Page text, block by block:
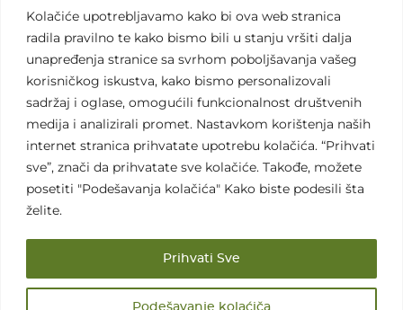
Kolačiće upotrebljavamo kako bi ova web stranica
radila pravilno te kako bismo bili u stanju vršiti dalja
unapređenja stranice sa svrhom poboljšavanja vašeg
korisničkog iskustva, kako bismo personalizovali
sadržaj i oglase, omogućili funkcionalnost društvenih
medija i analizirali promet. Nastavkom korištenja naših
internet stranica prihvatate upotrebu kolačića. “Prihvati
sve”, znači da prihvatate sve kolačiće. Takođe, možete
posetiti "Podešavanja kolačića" Kako biste podesili šta
želite.
Podešavanje kolaćiča
Prihvati Sve
Svet poljoprivrede
Marketing usluge
Tražimo saradnike
Kontakt
Kontakt
Sva prava zadržana. 2007 - 2026. © Agromedia d.o.o.